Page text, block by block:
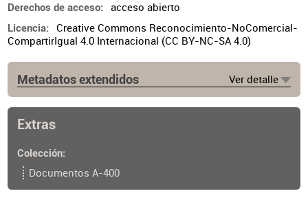
Derechos de acceso acceso abierto
Licencia
Creative Commons Reconocimiento-NoComercial-
CompartirIgual 4.0 Internacional (CC BY-NC-SA 4.0)
Metadatos extendidos Ver detalle
8a. ed.
Lugar de publicación
Extras
Colección
Documentos A-400